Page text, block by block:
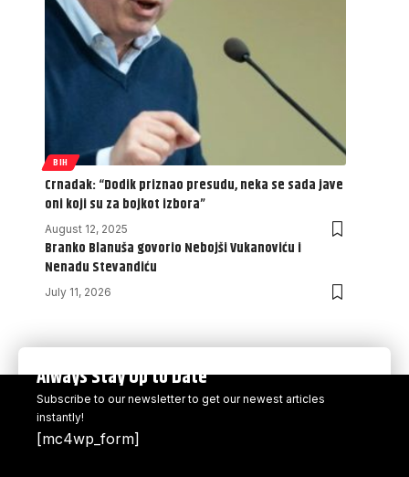
BIH
Crnadak: “Dodik priznao presudu, neka se sada jave
oni koji su za bojkot izbora”
August 12, 2025
Branko Blanuša govorio Nebojši Vukanoviću i
Nenadu Stevandiću
July 11, 2026
Always Stay Up to Date
Subscribe to our newsletter to get our newest articles
instantly!
[mc4wp_form]